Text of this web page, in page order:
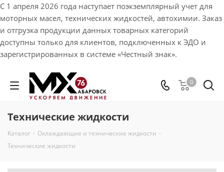
С 1 апреля 2026 года наступает поэкземплярный учет для
моторных масел, технических жидкостей, автохимии. Заказ
и отгрузка продукции данных товарных категорий
доступны только для клиентов, подключенных к ЭДО и
зарегистрированных в системе «Честный знак».
0
Технические жидкости
Каталог - Охлаждающие и технические жидкости -
Технические жидкости